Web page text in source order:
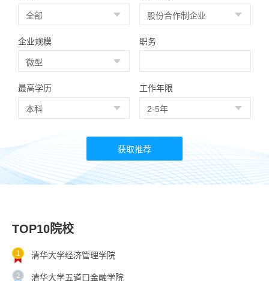
企业规模 职务
最高学历 工作年限
TOP10院校
清华大学经济管理学院
清华大学五道口金融学院